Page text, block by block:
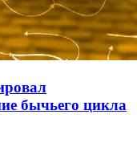
бычьего цикла